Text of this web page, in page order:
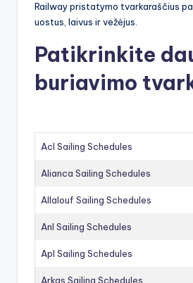
Railway pristatymo tvarkaraščius
uostus, laivus ir vežėjus.
Patikrinkite
buriavimo
Acl Sailing Schedules
Alianca Sailing Schedules
Allalouf Sailing Schedules
Anl Sailing Schedules
Apl Sailing Schedules
Arkas Sailing Schedules